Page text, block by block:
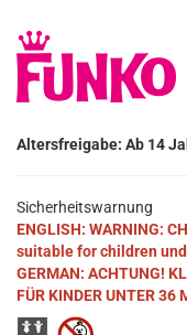
Altersfreigabe: Ab 14
Sicherheitswarnung
ENGLISH: WARNING:
suitable for children
GERMAN: ACHTUNG!
FÜR KINDER UNTER 36